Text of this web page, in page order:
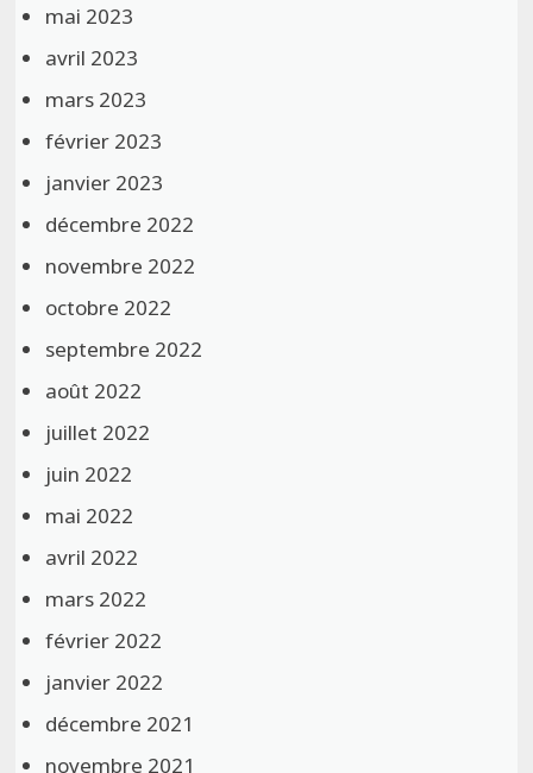
mai 2023
avril 2023
mars 2023
février 2023
janvier 2023
décembre 2022
novembre 2022
octobre 2022
septembre 2022
août 2022
juillet 2022
juin 2022
mai 2022
avril 2022
mars 2022
février 2022
janvier 2022
décembre 2021
novembre 2021